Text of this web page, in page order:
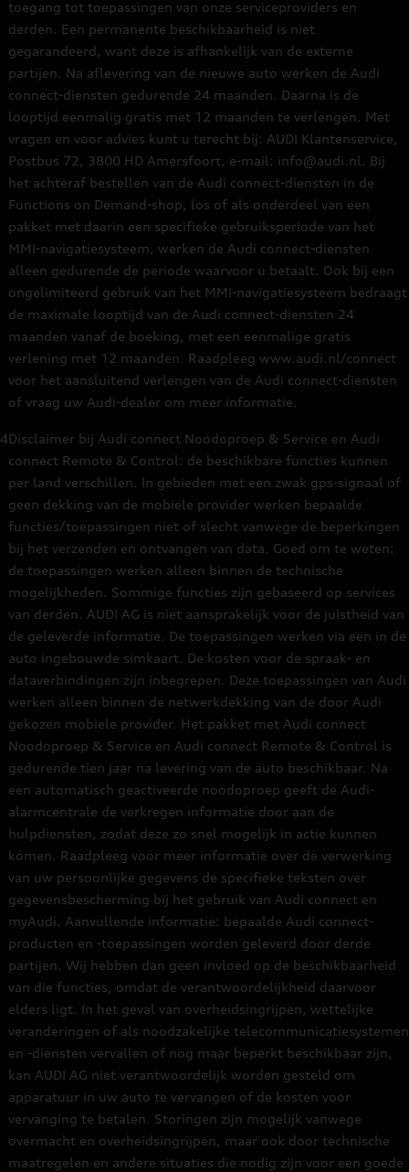
toegang tot toepassingen van onze serviceproviders en
derden. Een permanente beschikbaarheid is niet
gegarandeerd, want deze is afhankelijk van de externe
partijen. Na aflevering van de nieuwe auto werken de Audi
connect-diensten gedurende 24 maanden. Daarna is de
looptijd eenmalig gratis met 12 maanden te verlengen. Met
vragen en voor advies kunt u terecht bij: AUDI Klantenservice,
Postbus 72, 3800 HD Amersfoort, e-mail: info@audi.nl. Bij
het achteraf bestellen van de Audi connect-diensten in de
Functions on Demand-shop, los of als onderdeel van een
pakket met daarin een specifieke gebruiksperiode van het
MMI-navigatiesysteem, werken de Audi connect-diensten
alleen gedurende de periode waarvoor u betaalt. Ook bij een
ongelimiteerd gebruik van het MMI-navigatiesysteem bedraagt
de maximale looptijd van de Audi connect-diensten 24
maanden vanaf de boeking, met een eenmalige gratis
verlening met 12 maanden. Raadpleeg www.audi.nl/connect
voor het aansluitend verlengen van de Audi connect-diensten
of vraag uw Audi-dealer om meer informatie.
4Disclaimer bij Audi connect Noodoproep & Service en Audi
connect Remote & Control: de beschikbare functies kunnen
per land verschillen. In gebieden met een zwak gps-signaal of
geen dekking van de mobiele provider werken bepaalde
functies/toepassingen niet of slecht vanwege de beperkingen
bij het verzenden en ontvangen van data. Goed om te weten:
de toepassingen werken alleen binnen de technische
mogelijkheden. Sommige functies zijn gebaseerd op services
van derden. AUDI AG is niet aansprakelijk voor de juistheid van
de geleverde informatie. De toepassingen werken via een in de
auto ingebouwde simkaart. De kosten voor de spraak- en
dataverbindingen zijn inbegrepen. Deze toepassingen van Audi
werken alleen binnen de netwerkdekking van de door Audi
gekozen mobiele provider. Het pakket met Audi connect
Noodoproep & Service en Audi connect Remote & Control is
gedurende tien jaar na levering van de auto beschikbaar. Na
een automatisch geactiveerde noodoproep geeft de Audi-
alarmcentrale de verkregen informatie door aan de
hulpdiensten, zodat deze zo snel mogelijk in actie kunnen
komen. Raadpleeg voor meer informatie over de verwerking
van uw persoonlijke gegevens de specifieke teksten over
gegevensbescherming bij het gebruik van Audi connect en
myAudi. Aanvullende informatie: bepaalde Audi connect-
producten en -toepassingen worden geleverd door derde
partijen. Wij hebben dan geen invloed op de beschikbaarheid
van die functies, omdat de verantwoordelijkheid daarvoor
elders ligt. In het geval van overheidsingrijpen, wettelijke
veranderingen of als noodzakelijke telecommunicatiesystemen
en -diensten vervallen of nog maar beperkt beschikbaar zijn,
kan AUDI AG niet verantwoordelijk worden gesteld om
apparatuur in uw auto te vervangen of de kosten voor
vervanging te betalen. Storingen zijn mogelijk vanwege
overmacht en overheidsingrijpen, maar ook door technische
maatregelen en andere situaties die nodig zijn voor een goede